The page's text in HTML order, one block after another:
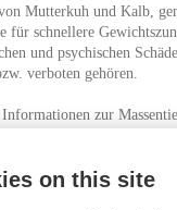
Mutterkuh und Kalb,
für schnellere
und psychischen
verboten gehören.
zur
ausdrucken.
on this site